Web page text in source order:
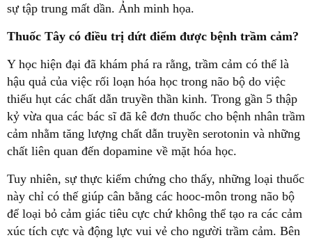
sự tập trung mất dần. Ảnh minh họa.
Thuốc Tây có điều trị dứt điểm được bệnh trầm cảm?
Y học hiện đại đã khám phá ra rằng, trầm cảm có thể là
hậu quả của việc rối loạn hóa học trong não bộ do việc
thiếu hụt các chất dẫn truyền thần kinh. Trong gần 5 thập
kỷ vừa qua các bác sĩ đã kê đơn thuốc cho bệnh nhân trầm
cảm nhằm tăng lượng chất dẫn truyền serotonin và những
chất liên quan đến dopamine về mặt hóa học.
Tuy nhiên, sự thực kiểm chứng cho thấy, những loại thuốc
này chỉ có thế giúp cân bằng các hooc-môn trong não bộ
để loại bỏ cảm giác tiêu cực chứ không thể tạo ra các cảm
xúc tích cực và động lực vui vẻ cho người trầm cảm. Bên